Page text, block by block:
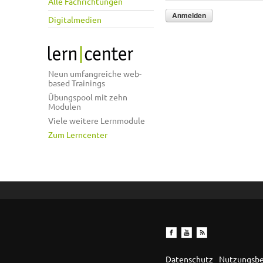
Digitalmedien
Neun umfangreiche web-
based Trainings
Übungspool mit zehn
Modulen
Viele weitere Lernmodule
Zum Lerncenter
Datenschutz